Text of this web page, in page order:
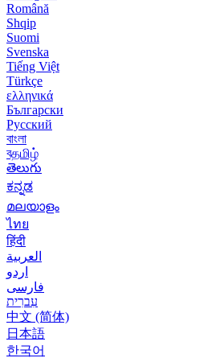
Română
Shqip
Suomi
Svenska
Tiếng Việt
Türkçe
ελληνικά
Български
Русский
বাংলা
বதமிழ்
తెలుగు
ಕನ್ನಡ
മലയാളം
ไทย
हिंदी
العربية
اردو
فارسی
עִברִית
中文 (简体)
日本語
한국어